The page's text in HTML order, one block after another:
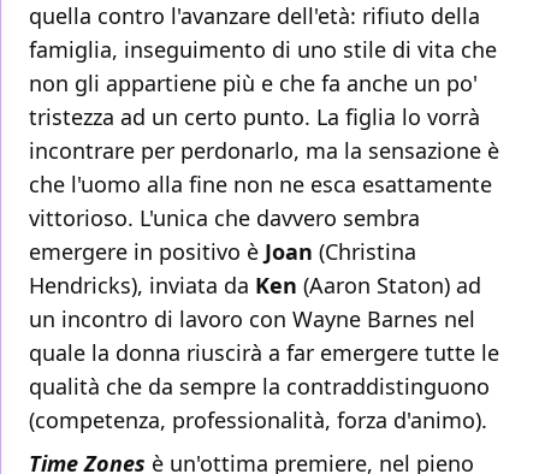
quella contro l'avanzare dell'età: rifiuto della
famiglia, inseguimento di uno stile di vita che
non gli appartiene più e che fa anche un po'
tristezza ad un certo punto. La figlia lo vorrà
incontrare per perdonarlo, ma la sensazione è
che l'uomo alla fine non ne esca esattamente
vittorioso. L'unica che davvero sembra
emergere in positivo è Joan (Christina
Hendricks), inviata da Ken (Aaron Staton) ad
un incontro di lavoro con Wayne Barnes nel
quale la donna riuscirà a far emergere tutte le
qualità che da sempre la contraddistinguono
(competenza, professionalità, forza d'animo).
Time Zones è un'ottima premiere, nel pieno